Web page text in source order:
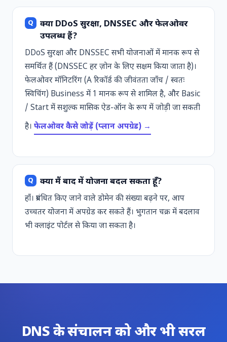
क्या DDoS सुरक्षा, DNSSEC और फेलओवर
उपलब्ध हैं?
DDoS सुरक्षा और DNSSEC सभी योजनाओं में मानक रूप से
समर्थित हैं (DNSSEC हर ज़ोन के लिए सक्षम किया जाता है)।
फेलओवर मॉनिटरिंग (A रिकॉर्ड की जीवंतता जाँच / स्वतः
स्विचिंग) Business में 1 मानक रूप से शामिल है, और Basic
/ Start में सशुल्क मासिक ऐड-ऑन के रूप में जोड़ी जा सकती
है। फेलओवर कैसे जोड़ें (प्लान अपग्रेड) →
क्या मैं बाद में योजना बदल सकता हूँ?
हाँ। प्रबंधित किए जाने वाले डोमेन की संख्या बढ़ने पर, आप
उच्चतर योजना में अपग्रेड कर सकते हैं। भुगतान चक्र में बदलाव
भी क्लाइंट पोर्टल से किया जा सकता है।
DNS के संचालन को और भी सरल